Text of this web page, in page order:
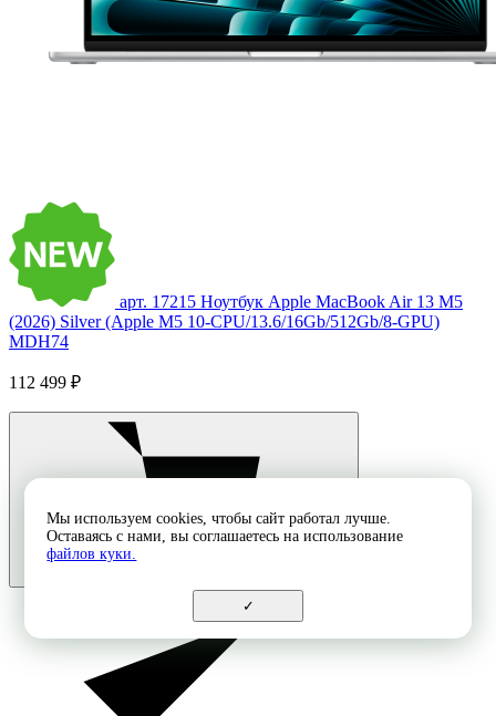
арт. 17215 Ноутбук Apple MacBook Air 13 M5
(2026) Silver (Apple M5 10-CPU/13.6/16Gb/512Gb/8-GPU)
MDH74
112 499 ₽
Мы используем cookies, чтобы сайт работал лучше.
Оставаясь с нами, вы соглашаетесь на использование
файлов куки.
✓